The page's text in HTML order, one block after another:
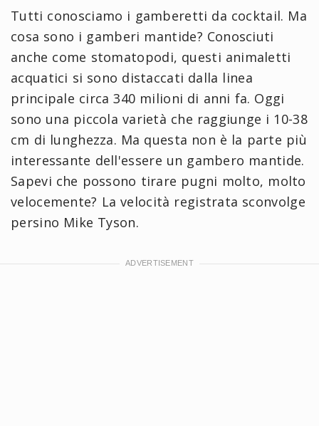
Tutti conosciamo i gamberetti da cocktail. Ma
cosa sono i gamberi mantide? Conosciuti
anche come stomatopodi, questi animaletti
acquatici si sono distaccati dalla linea
principale circa 340 milioni di anni fa. Oggi
sono una piccola varietà che raggiunge i 10-38
cm di lunghezza. Ma questa non è la parte più
interessante dell'essere un gambero mantide.
Sapevi che possono tirare pugni molto, molto
velocemente? La velocità registrata sconvolge
persino Mike Tyson.